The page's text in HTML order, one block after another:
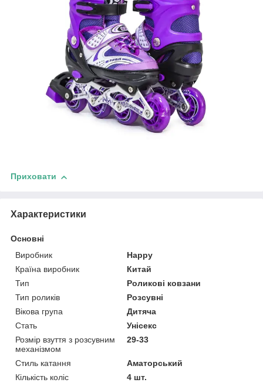
Приховати
Характеристики
Основні
Виробник
Happy
Країна виробник
Китай
Тип
Роликові ковзани
Тип роликів
Розсувні
Вікова група
Дитяча
Стать
Унісекс
Розмір взуття з розсувним
механізмом
29-33
Стиль катання
Аматорський
Кількість коліс
4 шт.